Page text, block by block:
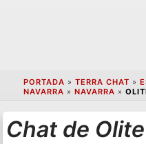
PORTADA » TERRA CHAT »
NAVARRA » NAVARRA »
Chat de Olite